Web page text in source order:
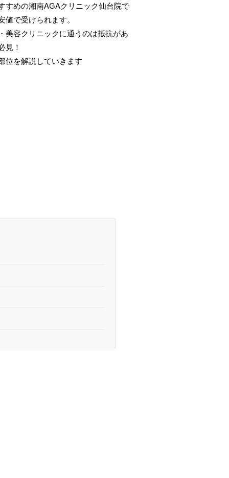
すめの湘南AGAクリニック仙台院で
で受けられます。
美容クリニックに通うのは抵抗があ
見！
位を解説していきます